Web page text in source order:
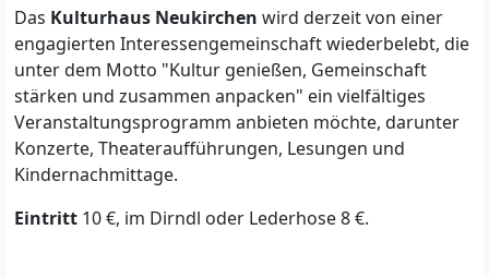
Das Kulturhaus Neukirchen wird derzeit von einer
engagierten Interessengemeinschaft wiederbelebt, die
unter dem Motto "Kultur genießen, Gemeinschaft
stärken und zusammen anpacken" ein vielfältiges
Veranstaltungsprogramm anbieten möchte, darunter
Konzerte, Theateraufführungen, Lesungen und
Kindernachmittage.
Eintritt 10 €, im Dirndl oder Lederhose 8 €.